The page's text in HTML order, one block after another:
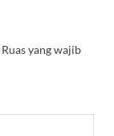
Ruas yang wajib